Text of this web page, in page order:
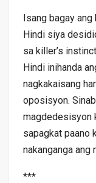
Isang bagay ang
Hindi siya
sa killer’s
Hindi inihanda
nagkakaisang
oposisyon.
magdedesisyon
sapagkat paano
nakanganga ang
***